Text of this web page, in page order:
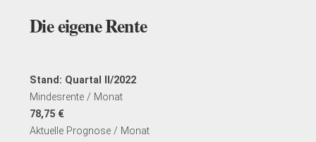
Die eigene Rente
Stand: Quartal II/2022
Mindesrente / Monat
78,75 €
Aktuelle Prognose / Monat